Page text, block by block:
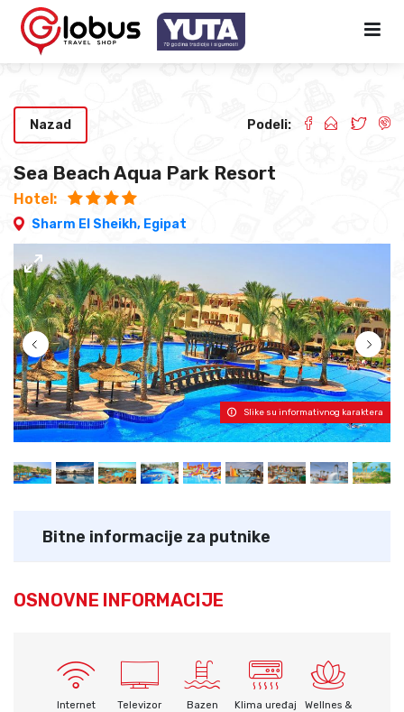
Sea Beach Aqua Park Resort
Hotel:
Sharm El Sheikh, Egipat
Nazad Podeli:
Slike su informativnog karaktera
Bitne informacije za putnike
OSNOVNE INFORMACIJE
Internet Televizor Bazen Klima uređaj
Wellnes &